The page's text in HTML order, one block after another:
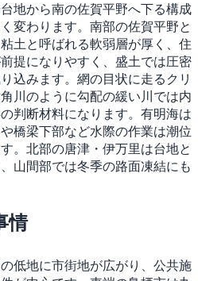
地から南の佐賀平野へ下る構成
変わります。南部の佐賀平野と
土と呼ばれる軟弱層が厚く、住
提になりやすく、盛土では圧密
込みます。網の目状に走るクリ
川のように勾配の緩い川では内
判断材料になります。有明海は
橋梁下部など水際の作業は潮位
。北部の唐津・伊万里は台地と
山間部では冬季の路面凍結にも
情
低地に市街地が広がり、公共施